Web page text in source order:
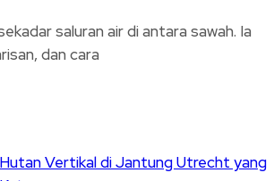
saluran air di antara sawah. Ia
dan cara